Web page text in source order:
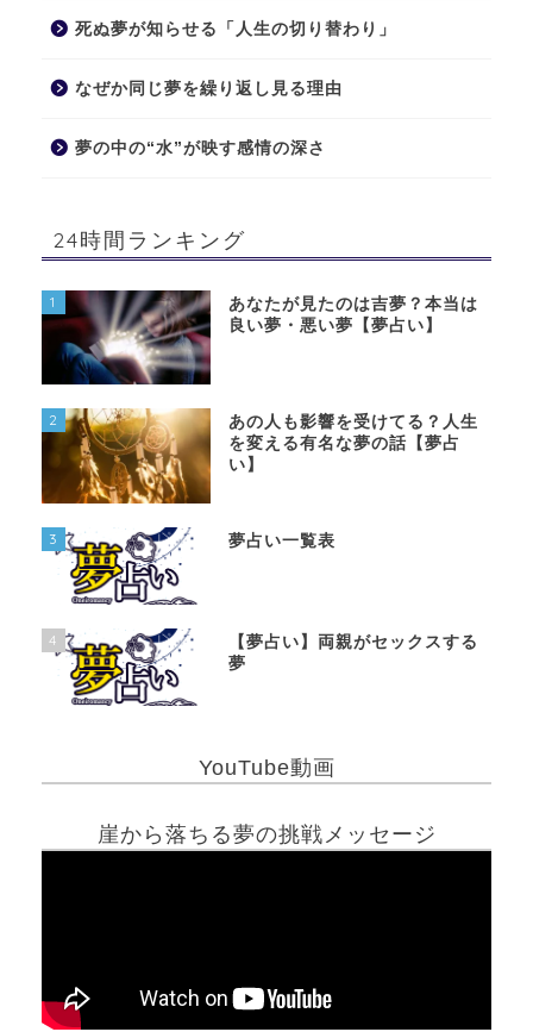
死ぬ夢が知らせる「人生の切り替わり」
なぜか同じ夢を繰り返し見る理由
夢の中の“水”が映す感情の深さ
24時間ランキング
1
あなたが見たのは吉夢？本当は
良い夢・悪い夢【夢占い】
2
あの人も影響を受けてる？人生
を変える有名な夢の話【夢占
い】
3 夢占い一覧表
4
【夢占い】両親がセックスする
夢
YouTube動画
崖から落ちる夢の挑戦メッセージ